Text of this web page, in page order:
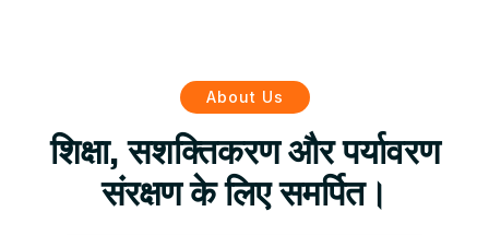
About Us
शिक्षा, सशक्तिकरण और पर्यावरण
संरक्षण के लिए समर्पित।